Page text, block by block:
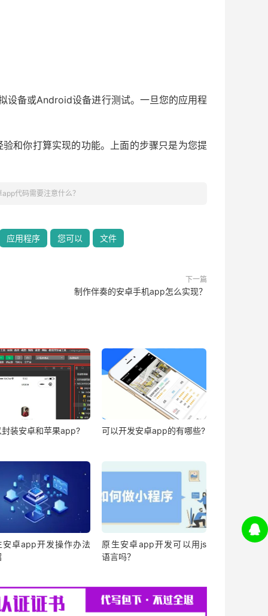
设备或Android设备进行测试。一旦您的应用程
和你打算实现的功能。上面的步骤只是为您提
代码需要注意什么？
应用程序 您可以 文件
下一篇
制作伴奏的安卓手机app怎么实现？
封装安卓和苹果app? 可以开发安卓app的有哪些?
安卓app开发操作办法
原生安卓app开发可以用js
语言吗？